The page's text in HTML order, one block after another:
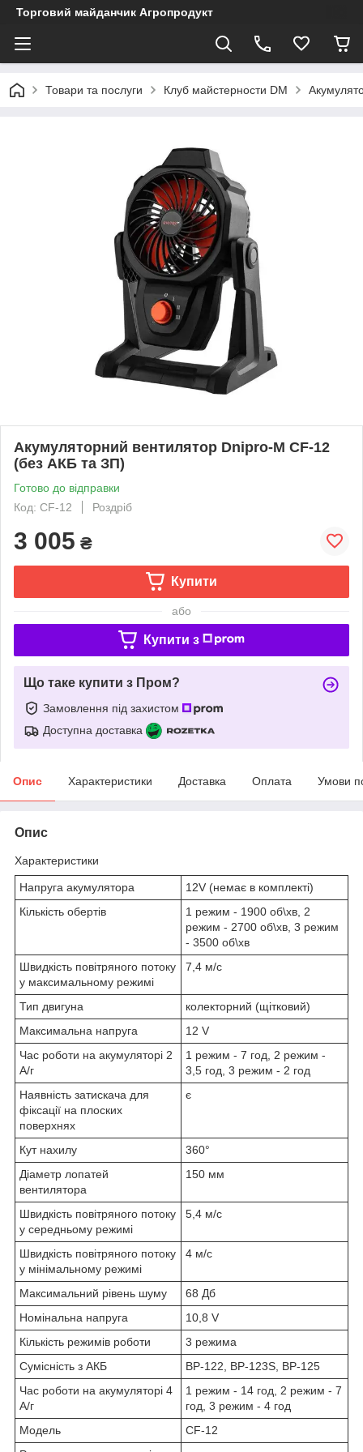
Торговий майданчик Агропродукт
Товари та послуги Клуб майстерности DM
Акумуляторний вентилятор Dnipro-M CF-12
(без АКБ та ЗП)
Готово до відправки
Код: CF-12
Роздріб
3 005 ₴
Купити
або
Купити з
Що таке купити з Пром?
Замовлення під захистом
Доступна доставка
Опис Характеристики Доставка Оплата Умови
Опис
Характеристики
Напруга акумулятора
12V (немає в комплекті)
Кількість обертів
1 режим - 1900 об\хв, 2
режим - 2700 об\хв, 3 режим
- 3500 об\хв
Швидкість повітряного потоку
у максимальному режимі
7,4 м/с
Тип двигуна
колекторний (щітковий)
Максимальна напруга
12 V
Час роботи на акумуляторі 2
А/г
1 режим - 7 год, 2 режим -
3,5 год, 3 режим - 2 год
Наявність затискача для
фіксації на плоских
поверхнях
є
Кут нахилу
360°
Діаметр лопатей
вентилятора
150 мм
Швидкість повітряного потоку
у середньому режимі
5,4 м/с
Швидкість повітряного потоку
у мінімальному режимі
4 м/с
Максимальний рівень шуму
68 Дб
Номінальна напруга
10,8 V
Кількість режимів роботи
3 режима
Сумісність з АКБ
BP-122, BP-123S, BP-125
Час роботи на акумуляторі 4
А/г
1 режим - 14 год, 2 режим - 7
год, 3 режим - 4 год
Модель
CF-12